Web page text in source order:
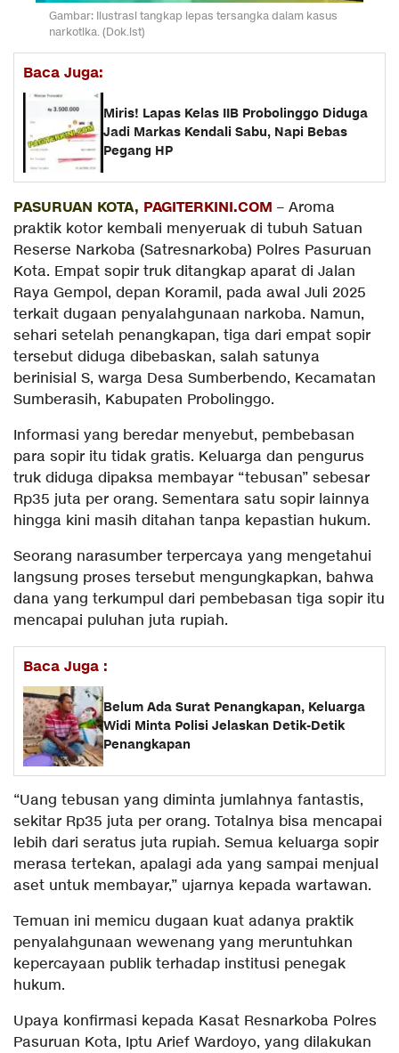
Gambar: Ilustrasi tangkap lepas tersangka dalam kasus
narkotika. (Dok.ist)
Baca Juga:
Miris! Lapas Kelas IIB Probolinggo Diduga
Jadi Markas Kendali Sabu, Napi Bebas
Pegang HP
PASURUAN KOTA, PAGITERKINI.COM – Aroma
praktik kotor kembali menyeruak di tubuh Satuan
Reserse Narkoba (Satresnarkoba) Polres Pasuruan
Kota. Empat sopir truk ditangkap aparat di Jalan
Raya Gempol, depan Koramil, pada awal Juli 2025
terkait dugaan penyalahgunaan narkoba. Namun,
sehari setelah penangkapan, tiga dari empat sopir
tersebut diduga dibebaskan, salah satunya
berinisial S, warga Desa Sumberbendo, Kecamatan
Sumberasih, Kabupaten Probolinggo.
Informasi yang beredar menyebut, pembebasan
para sopir itu tidak gratis. Keluarga dan pengurus
truk diduga dipaksa membayar “tebusan” sebesar
Rp35 juta per orang. Sementara satu sopir lainnya
hingga kini masih ditahan tanpa kepastian hukum.
Seorang narasumber terpercaya yang mengetahui
langsung proses tersebut mengungkapkan, bahwa
dana yang terkumpul dari pembebasan tiga sopir itu
mencapai puluhan juta rupiah.
Baca Juga :
Belum Ada Surat Penangkapan, Keluarga
Widi Minta Polisi Jelaskan Detik-Detik
Penangkapan
“Uang tebusan yang diminta jumlahnya fantastis,
sekitar Rp35 juta per orang. Totalnya bisa mencapai
lebih dari seratus juta rupiah. Semua keluarga sopir
merasa tertekan, apalagi ada yang sampai menjual
aset untuk membayar,” ujarnya kepada wartawan.
Temuan ini memicu dugaan kuat adanya praktik
penyalahgunaan wewenang yang meruntuhkan
kepercayaan publik terhadap institusi penegak
hukum.
Upaya konfirmasi kepada Kasat Resnarkoba Polres
Pasuruan Kota, Iptu Arief Wardoyo, yang dilakukan